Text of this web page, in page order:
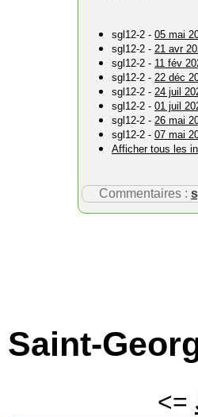
sgl12-2 - 05 mai
sgl12-2 - 21 avr
sgl12-2 - 11 fév
sgl12-2 - 22 déc
sgl12-2 - 24 juil
sgl12-2 - 01 juil
sgl12-2 - 26 mai
sgl12-2 - 07 mai
Afficher tous les
Commentaires :
Saint-
<=